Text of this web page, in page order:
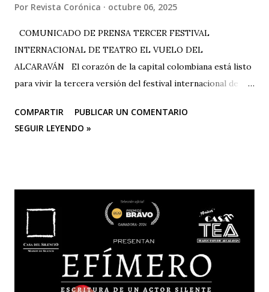
Por Revista Corónica octubre 06, 2025
COMUNICADO DE PRENSA TERCER FESTIVAL
INTERNACIONAL DE TEATRO EL VUELO DEL
ALCARAVÁN El corazón de la capital colombiana está listo
para vivir la tercera versión del festival internacional de
de octubre del 2025 en el Corredor Cultural Del Centro
Comercial Los Ángeles, dónde actualmente se han
Galponcito De Umbral- Correo De Voz Teatro , Candela
Teatro y CASA TEA -Teatro Estudio Alcaraván- este último,
organizador del festival. Teatro Estudio Alcaraván, las
salas del corredor cultural, los grupos y artistas
participantes les hacen una cordial invitación al público
capitalino y a los espectadores del arte y la cultura en la
COMPARTIR
PUBLICAR UN COMENTARIO
SEGUIR LEYENDO »